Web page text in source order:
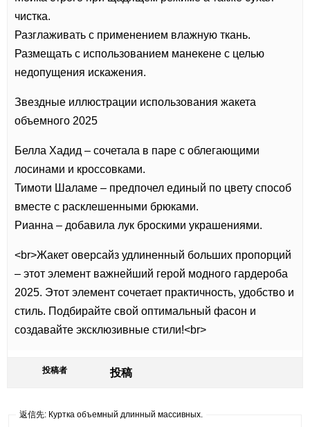
чистка.
Разглаживать с применением влажную ткань.
Размещать с использованием манекене с целью
недопущения искажения.
Звездные иллюстрации использования жакета
объемного 2025
Белла Хадид – сочетала в паре с облегающими
лосинами и кроссовками.
Тимоти Шаламе – предпочел единый по цвету способ
вместе с расклешенными брюками.
Рианна – добавила лук броскими украшениями.
<br>Жакет оверсайз удлиненный больших пропорций
– этот элемент важнейший герой модного гардероба
2025. Этот элемент сочетает практичность, удобство и
стиль. Подбирайте свой оптимальный фасон и
создавайте эксклюзивные стили!<br>
投稿者 投稿
返信先: Куртка объемный длинный массивных.